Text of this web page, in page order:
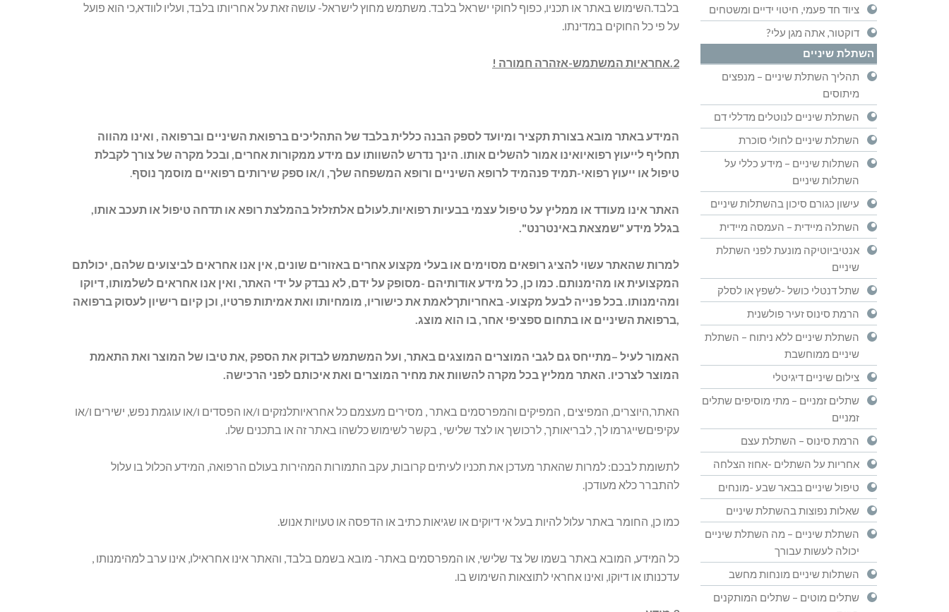
בלבד.השימוש באתר או תכניו, כפוף לחוקי ישראל בלבד. משתמש מחוץ לישראל- עושה זאת על אחריותו בלבד, ועליו לוודא,כי הוא פועל
על פי כל החוקים במדינתו.
2.אחראיות המשתמש-אזהרה חמורה !
המידע באתר מובא בצורת תקציר ומיועד לספק הבנה כללית בלבד של התהליכים ברפואת השיניים וברפואה , ואינו מהווה
תחליף לייעוץ רפואיואינו אמור להשלים אותו. הינך נדרש להשוותו עם מידע ממקורות אחרים, ובכל מקרה של צורך לקבלת
טיפול או ייעוץ רפואי-תמיד פנהמיד לרופא השיניים ורופא המשפחה שלך, ו/או ספק שירותים רפואיים מוסמך נוסף.
האתר אינו מעודד או ממליץ על טיפול עצמי בבעיות רפואיות.לעולם אלתזלזל בהמלצת רופא או תדחה טיפול או תעכב אותו,
בגלל מידע "שמצאת באינטרנט".
למרות שהאתר עשוי להציג רופאים מסוימים או בעלי מקצוע אחרים באזורים שונים, אין אנו אחראים לביצועים שלהם, יכולתם
המקצועית או מהימנותם. כמו כן, כל מידע אודותיהם -מסופק על ידם, לא נבדק על ידי האתר, ואין אנו אחראים לשלמותו, דיוקו
ומהימנותו. בכל פנייה לבעל מקצוע- באחריותךלאמת את כישוריו, מומחיותו ואת אמיתות פרטיו, וכן קיום רישיון לעסוק ברפואה
,ברפואת השיניים או בתחום ספציפי אחר, בו הוא מוצג.
האמור לעיל –מתייחס גם לגבי המוצרים המוצגים באתר, ועל המשתמש לבדוק את הספק ,את טיבו של המוצר ואת התאמת
המוצר לצרכיו. האתר ממליץ בכל מקרה להשוות את מחיר המוצרים ואת איכותם לפני הרכישה.
האתר,היוצרים, המפיצים , המפיקים והמפרסמים באתר , מסירים מעצמם כל אחראיותלנזקים ו/או הפסדים ו/או עוגמת נפש, ישירים ו/או
עקיפיםשייגרמו לך, לבריאותך, לרכושך או לצד שלישי , בקשר לשימוש כלשהו באתר זה או בתכנים שלו.
לתשומת לבכם: למרות שהאתר מעדכן את תכניו לעיתים קרובות, עקב התמורות המהירות בעולם הרפואה, המידע הכלול בו עלול
להתברר כלא מעודכן.
כמו כן, החומר באתר עלול להיות בעל אי דיוקים או שגיאות כתיב או הדפסה או טעויות אנוש.
כל המידע, המובא באתר בשמו של צד שלישי, או המפרסמים באתר- מובא בשמם בלבד, והאתר אינו אחראילו, אינו ערב למהימנותו ,
עדכנותו או דיוקו, ואינו אחראי לתוצאות השימוש בו.
ציוד חד פעמי, חיטוי ידיים ומשטחים
דוקטור, אתה מגן עלי?
השתלת שיניים
תהליך השתלת שיניים – מנפצים
מיתוסים
השתלת שיניים לנוטלים מדללי דם
השתלת שיניים לחולי סוכרת
השתלות שיניים – מידע כללי על
השתלות שיניים
עישון כגורם סיכון בהשתלות שיניים
השתלה מיידית – העמסה מיידית
אנטיביוטיקה מונעת לפני השתלת
שיניים
שתל דנטלי כושל -לשפץ או לסלק
הרמת סינוס זעיר פולשנית
השתלת שיניים ללא ניתוח – השתלת
שיניים ממוחשבת
צילום שיניים דיגיטלי
שתלים זמניים – מתי מוסיפים שתלים
זמניים
הרמת סינוס – השתלת עצם
אחריות על השתלים -אחוז הצלחה
טיפול שיניים בבאר שבע -מונחים
שאלות נפוצות בהשתלת שיניים
השתלת שיניים – מה השתלת שיניים
יכולה לעשות עבורך
השתלות שיניים מונחות מחשב
שתלים מוטים – שתלים המותקנים